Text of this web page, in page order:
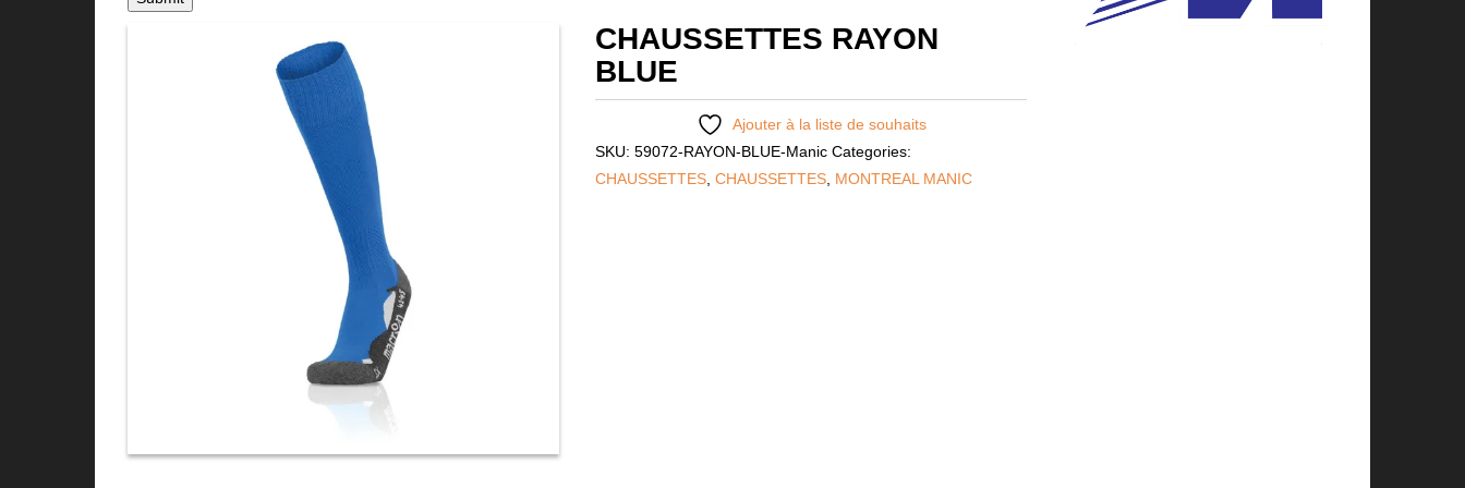
CHAUSSETTES RAYON
BLUE
Ajouter à la liste de souhaits
SKU: 59072-RAYON-BLUE-Manic Categories:
CHAUSSETTES CHAUSSETTES MONTREAL MANIC